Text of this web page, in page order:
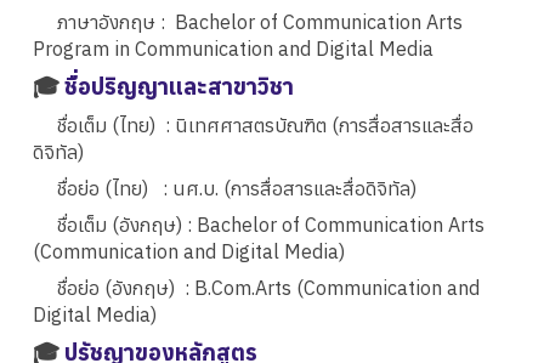
ภาษาอังกฤษ : Bachelor of Communication Arts
Program in Communication and Digital Media
🎓ชื่อปริญญาและสาขาวิชา
ชื่อเต็ม (ไทย) : นิเทศศาสตรบัณฑิต (การสื่อสารและสื่อ
ดิจิทัล)
ชื่อย่อ (ไทย) : นศ.บ. (การสื่อสารและสื่อดิจิทัล)
ชื่อเต็ม (อังกฤษ) : Bachelor of Communication Arts
(Communication and Digital Media)
ชื่อย่อ (อังกฤษ) : B.Com.Arts (Communication and
Digital Media)
🎓 ปรัชญาของหลักสูตร